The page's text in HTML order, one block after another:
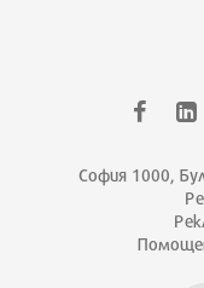
София 1000,